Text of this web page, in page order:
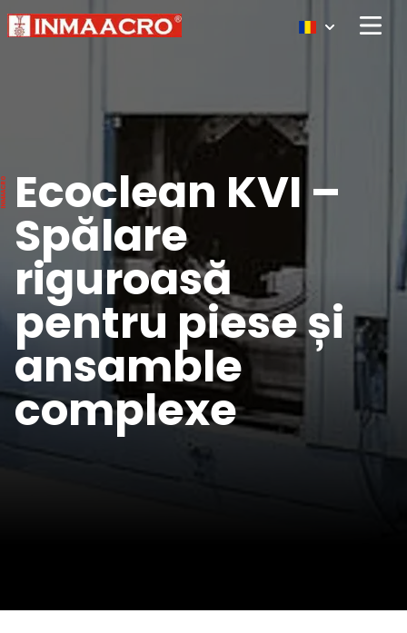
Open
Ecoclean KVI –
Spălare
riguroasă
pentru piese și
ansamble
complexe